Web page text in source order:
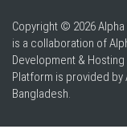
Copyright © 2026
is a collaboration of
Development &
Platform is provided by
Bangladesh.